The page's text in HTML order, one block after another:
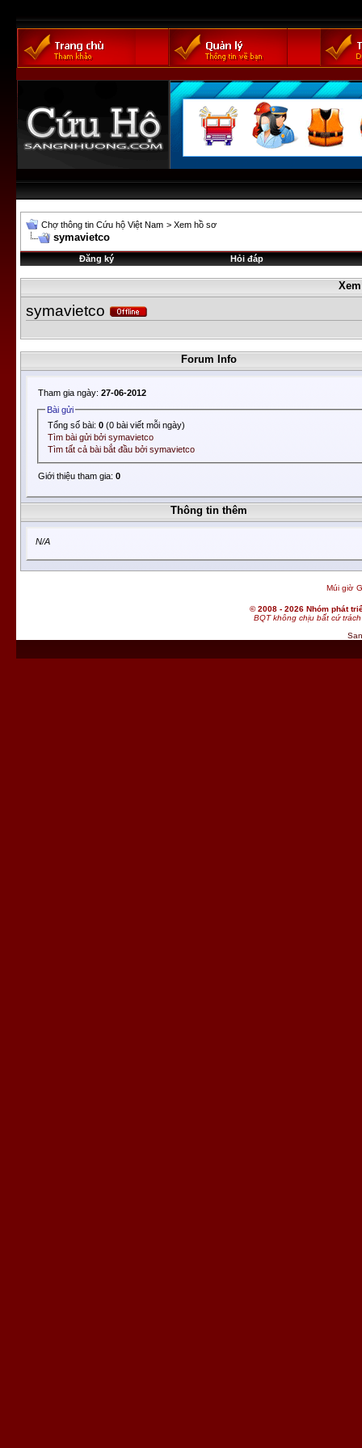
Chợ thông tin Cứu hộ Việt Nam > Xem hồ sơ
symavietco
Đăng ký Hỏi đáp
symavietco
Forum Info
Tham gia ngày: 27-06-2012
Bài gửi
Tổng số bài:0 (0 bài viết mỗi ngày)
Tìm bài gửi bởi symavietco
Tìm tất cả bài bắt đầu bởi symavietco
Giới thiệu tham gia: 0
Thông tin thêm
N/A
Múi giờ
© 2008 - 2026 Nhóm phát
BQT không chịu bất cứ